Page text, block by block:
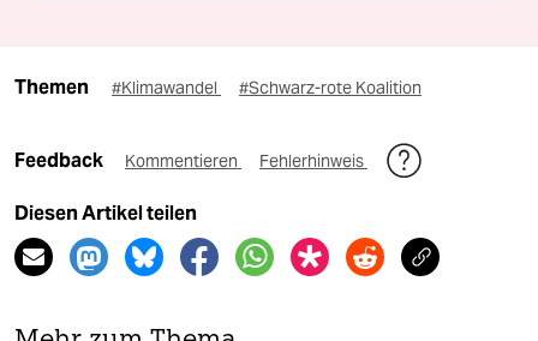
Themen #Klimawandel #Schwarz-rote Koalition
Feedback Kommentieren Fehlerhinweis
Diesen Artikel teilen